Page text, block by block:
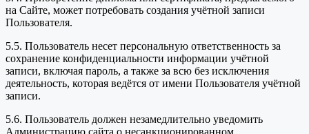
на Сайте, может потребовать создания учётной записи
Пользователя.
5.5. Пользователь несет персональную ответственность за
сохранение конфиденциальности информации учётной
записи, включая пароль, а также за всю без исключения
деятельность, которая ведётся от имени Пользователя учётной
записи.
5.6. Пользователь должен незамедлительно уведомить
Администрацию сайта о несанкционированном